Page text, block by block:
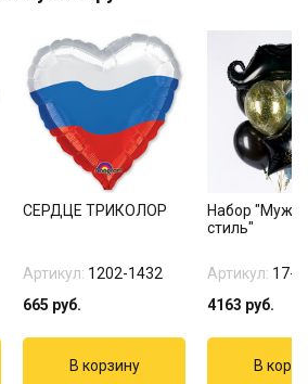
СЕРДЦЕ ТРИКОЛОР
Артикул: 1202-1432
665 руб.
Набор
стиль"
Артикул: 17-
4163 руб.